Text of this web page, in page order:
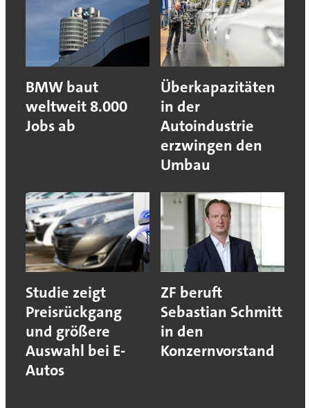
BMW baut
weltweit 8.000
Jobs ab
Überkapazitäten
in der
Autoindustrie
erzwingen den
Umbau
Studie zeigt
Preisrückgang
und größere
Auswahl bei E-
Autos
ZF beruft
Sebastian Schmitt
in den
Konzernvorstand